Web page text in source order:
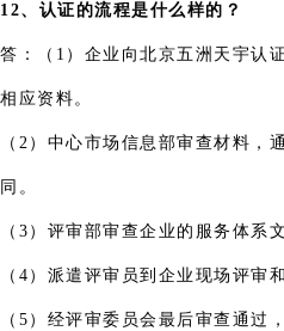
12、认证的流程是什么样的？
答：（1）企业向北京五洲天宇认
相应资料。
（2）中心市场信息部审查材料，
同。
（3）评审部审查企业的服务体系文
（4）派遣评审员到企业现场评审
（5）经评审委员会最后审查通过